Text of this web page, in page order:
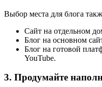
Выбор места для блога
Сайт на отдельном
Блог на основном
Блог на готовой
YouTube.
3. Продумайте